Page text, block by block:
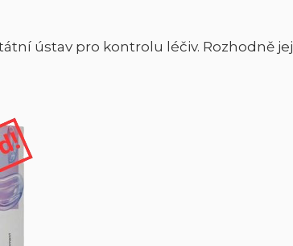
ústav pro kontrolu léčiv. Rozhodně jej